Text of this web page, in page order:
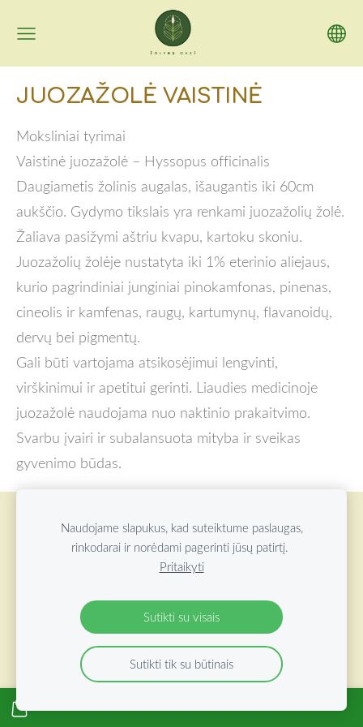
JUOZAŽOLĖ VAISTINĖ
Moksliniai tyrimai
Vaistinė juozažolė – Hyssopus officinalis
Daugiametis žolinis augalas, išaugantis iki 60cm
aukščio. Gydymo tikslais yra renkami juozažolių žolė.
Žaliava pasižymi aštriu kvapu, kartoku skoniu.
Juozažolių žolėje nustatyta iki 1% eterinio aliejaus,
kurio pagrindiniai junginiai pinokamfonas, pinenas,
cineolis ir kamfenas, raugų, kartumynų, flavanoidų,
dervų bei pigmentų.
Gali būti vartojama atsikosėjimui lengvinti,
virškinimui ir apetitui gerinti. Liaudies medicinoje
juozažolė naudojama nuo naktinio prakaitvimo.
Svarbu įvairi ir subalansuota mityba ir sveikas
gyvenimo būdas.
Slapukai
2026 ŽOLYNŲ OAZĖ VISOS TEISĖS SAUGOMOS
Naudojame slapukus, kad suteiktume paslaugas,
rinkodarai ir norėdami pagerinti jūsų patirtį.
Pritaikyti
Sutikti su visais
Sutikti tik su būtinais